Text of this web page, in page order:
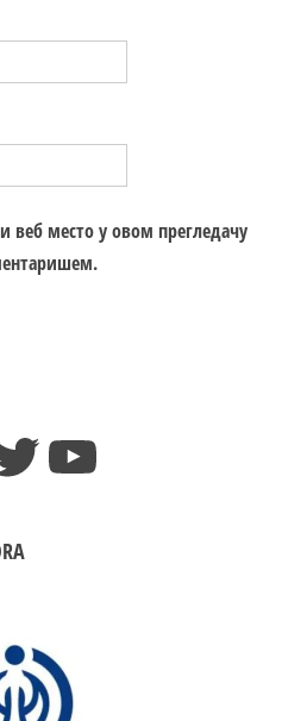
веб место у овом прегледачу
YouTube